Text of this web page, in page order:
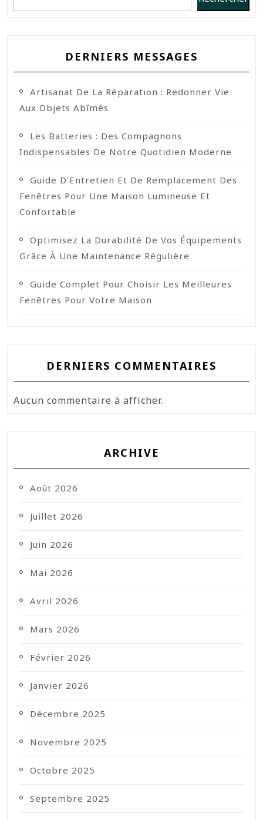
DERNIERS MESSAGES
Artisanat De La Réparation : Redonner Vie
Aux Objets Abîmés
Les Batteries : Des Compagnons
Indispensables De Notre Quotidien Moderne
Guide D’Entretien Et De Remplacement Des
Fenêtres Pour Une Maison Lumineuse Et
Confortable
Optimisez La Durabilité De Vos Équipements
Grâce À Une Maintenance Régulière
Guide Complet Pour Choisir Les Meilleures
Fenêtres Pour Votre Maison
DERNIERS COMMENTAIRES
Aucun commentaire à afficher.
ARCHIVE
Août 2026
Juillet 2026
Juin 2026
Mai 2026
Avril 2026
Mars 2026
Février 2026
Janvier 2026
Décembre 2025
Novembre 2025
Octobre 2025
Septembre 2025